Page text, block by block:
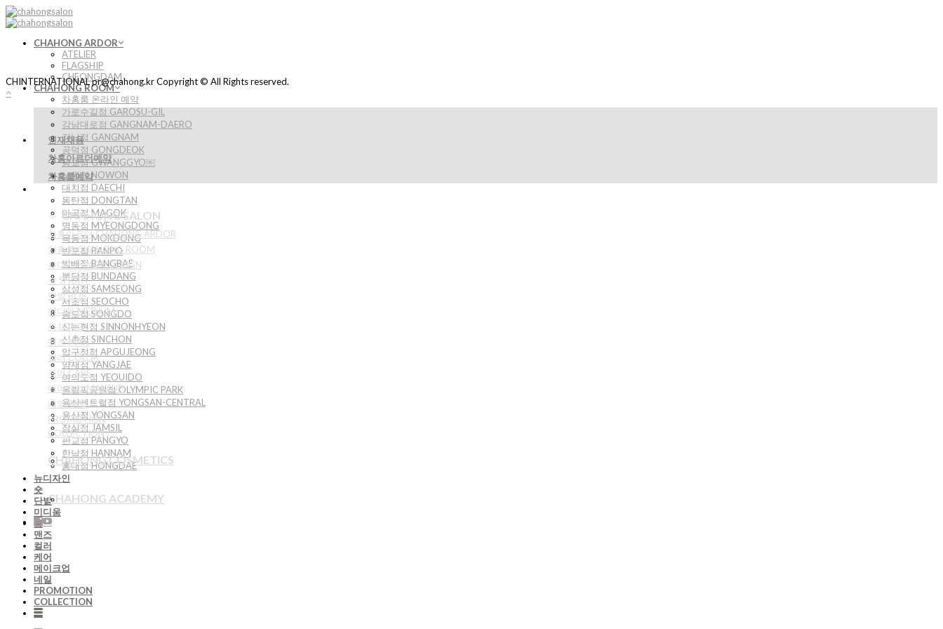
Skip
to
CHAHONG ARDOR
ATELIER
FLAGSHIP
CHEONGDAM
CHAHONG ROOM
차홍룸 온라인 예약
가로수길점 GAROSU-GIL
강남대로점 GANGNAM-DAERO
강남점 GANGNAM
공덕점 GONGDEOK
광교점 GWANGGYO￼
노원점 NOWON
대치점 DAECHI
동탄점 DONGTAN
마곡점 MAGOK
명동점 MYEONGDONG
목동점 MOKDONG
반포점 BANPO
방배점 BANGBAE
분당점 BUNDANG
삼성점 SAMSEONG
서초점 SEOCHO
송도점 SONGDO
신논현점 SINNONHYEON
신촌점 SINCHON
압구정점 APGUJEONG
양재점 YANGJAE
여의도점 YEOUIDO
올림픽공원점 OLYMPIC PARK
용산센트럴점 YONGSAN-CENTRAL
용산점 YONGSAN
잠실점 JAMSIL
판교점 PANGYO
한남점 HANNAM
홍대점 HONGDAE
뉴디자인
숏
단발
미디움
롱
맨즈
컬러
케어
메이크업
네일
PROMOTION
COLLECTION
CHINTERNATIONAL pr@chahong.kr Copyright © All Rights reserved.
인재채용
차홍아르더예약
차홍룸예약
CHAHONG SALON
차홍아르더 CHAHONG ARDOR
차홍룸 CHAHONG ROOM
뉴디자인 NEW DESIGN
숏 SHORT
단발 BOB
미디움 MEDIUM
롱 LONG
맨즈 MAN
컬러 COLOR
케어 CARE
메이크업 MAKEUP
네일NAIL
PROMOTION
COLLECTION
CHAHONG COSMETICS
CHAHONG ACADEMY